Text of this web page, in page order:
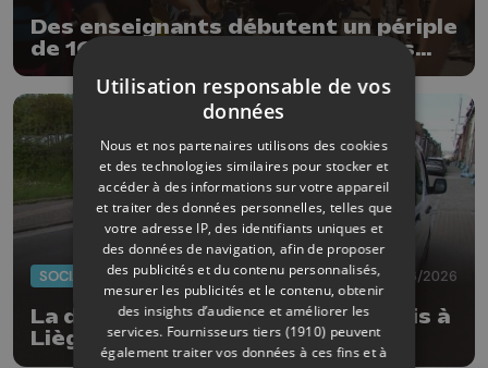
Des enseignants débutent un périple
de 168 km à vélo pour livrer leurs
revendications
SOCIAL 01/06/2026
La distribution du courrier a repris à
Liège et Seraing
Utilisation responsable de vos
données
Nous et nos partenaires utilisons des cookies
et des technologies similaires pour stocker et
accéder à des informations sur votre appareil
et traiter des données personnelles, telles que
votre adresse IP, des identifiants uniques et
des données de navigation, afin de proposer
des publicités et du contenu personnalisés,
mesurer les publicités et le contenu, obtenir
des insights d’audience et améliorer les
services. Fournisseurs tiers (1910) peuvent
également traiter vos données à ces fins et à